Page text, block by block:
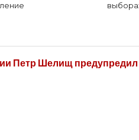
Петр Шелищ предупредил